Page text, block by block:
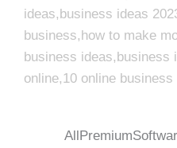
ideas,business ideas
business,how to make
business ideas,business
online,10 online business
All Premium